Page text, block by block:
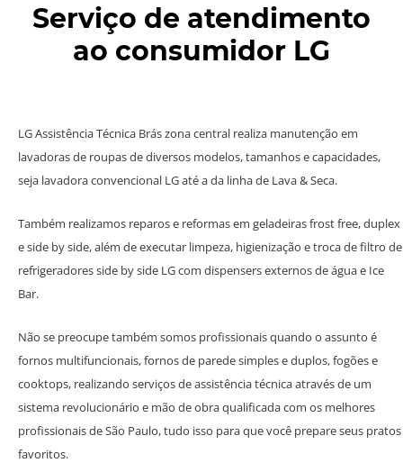
Serviço de atendimento
ao consumidor LG
LG Assistência Técnica Brás zona central realiza manutenção em
lavadoras de roupas de diversos modelos, tamanhos e capacidades,
seja lavadora convencional LG até a da linha de Lava & Seca.
Também realizamos reparos e reformas em geladeiras frost free, duplex
e side by side, além de executar limpeza, higienização e troca de filtro de
refrigeradores side by side LG com dispensers externos de água e Ice
Bar.
Não se preocupe também somos profissionais quando o assunto é
fornos multifuncionais, fornos de parede simples e duplos, fogões e
cooktops, realizando serviços de assistência técnica através de um
sistema revolucionário e mão de obra qualificada com os melhores
profissionais de São Paulo, tudo isso para que você prepare seus pratos
favoritos.